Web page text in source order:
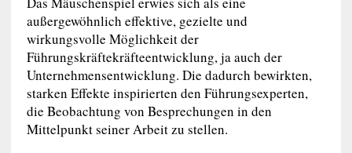
außergewöhnlich effektive, gezielte und
wirkungsvolle Möglichkeit der
Führungskräftekräfteentwicklung, ja auch der
Unternehmensentwicklung. Die dadurch bewirkten,
starken Effekte inspirierten den Führungsexperten,
die Beobachtung von Besprechungen in den
Mittelpunkt seiner Arbeit zu stellen.